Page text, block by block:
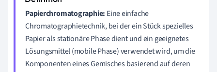
Papierchromatographie: Eine einfache
Chromatographietechnik, bei der ein Stück spezielles
Papier als stationäre Phase dient und ein geeignetes
Lösungsmittel (mobile Phase) verwendet wird, um die
Komponenten eines Gemisches basierend auf deren